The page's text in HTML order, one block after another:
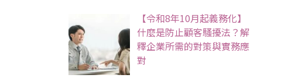
【令和8年10月起義務化】
什麼是防止顧客騷擾法？解
釋企業所需的對策與實務應
對